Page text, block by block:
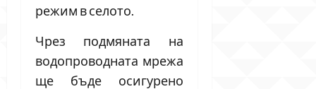
режим в селото.
Чрез подмяната на
водопроводната мрежа
ще бъде осигурено